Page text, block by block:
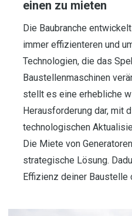
einen zu mieten
Die Baubranche
immer effizienteren und
Technologien, die das
Baustellenmaschinen
stellt es eine erhebliche
Herausforderung dar, mit
technologischen
Die Miete von
strategische Lösung.
Effizienz deiner Baustelle